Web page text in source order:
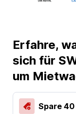
Erfahre,
sich für
um
Spare 40